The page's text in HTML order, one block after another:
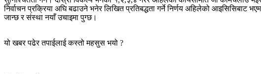
निर्वाचन प्रक्रिया अघि बढाउने भनेर लिखित प्रतिबद्धता गर्ने निर्णय अहिलेको
जान्छ र संस्था नयाँ उचाइमा पुग्छ।
यो खबर पढेर तपाईलाई कस्तो महसुस भयो ?